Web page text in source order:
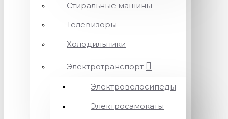
Стиральные машины
Телевизоры
Холодильники
Электротранспорт
Электровелосипеды
Электросамокаты